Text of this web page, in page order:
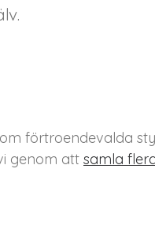
förtroendevalda
genom att samla